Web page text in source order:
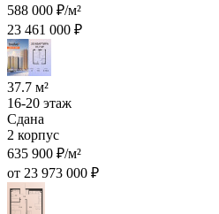
588 000 ₽/м²
23 461 000 ₽
37.7 м²
16-20 этаж
Сдана
2 корпус
635 900 ₽/м²
от 23 973 000 ₽